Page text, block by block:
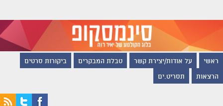
ראשי על אודות/יצירת קשר טבלת המבקרים ביקורות סרטים
הרצאות תסריט.ים